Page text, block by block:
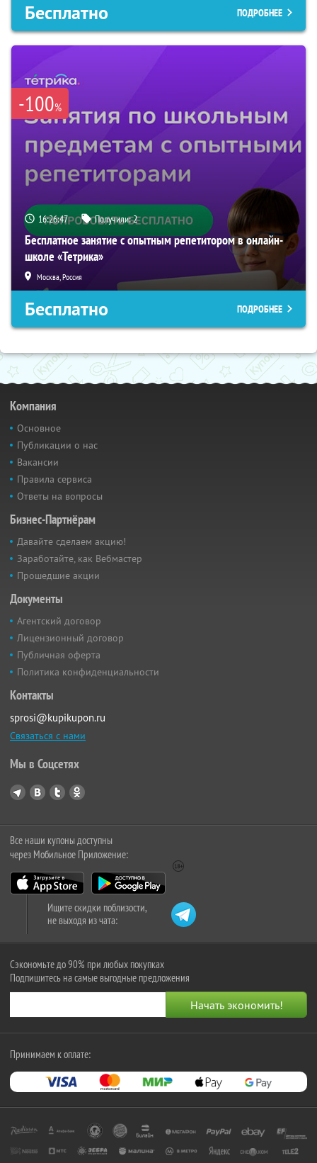
Бесплатно ПОДРОБНЕЕ
-100%
16:26:46 Получили:2
Бесплатное занятие с опытным репетитором в онлайн-
школе «Тетрика»
Москва, Россия
Бесплатно ПОДРОБНЕЕ
Компания
Основное
Публикации о нас
Вакансии
Правила сервиса
Ответы на вопросы
Бизнес-Партнёрам
Давайте сделаем акцию!
Заработайте, как Вебмастер
Прошедшие акции
Документы
Агентский договор
Лицензионный договор
Публичная оферта
Политика конфиденциальности
Контакты
sprosi@kupikupon.ru
Связаться с нами
Мы в Соцсетях
Все наши купоны доступны
через Мобильное Приложение:
Ищите скидки поблизости,
не выходя из чата:
Сэкономьте до 90% при любых покупках
Подпишитесь на самые выгодные предложения
Принимаем к оплате: